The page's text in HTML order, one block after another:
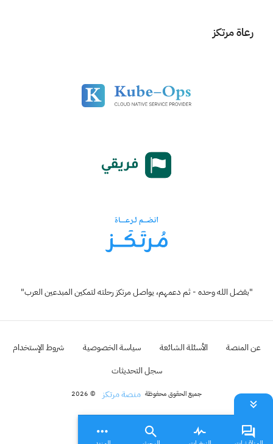
رعاة مرتكز
"بفضل الله وحده - ثم دعمهم، يواصل مرتكز رحلته لتمكين المبدعين العرب"
عن المنصة الأسئلة الشائعة سياسة الخصوصية
شروط الإستخدام
سجل التحديثات
جميع الحقوق محفوظة منصة مرتكز © 2026